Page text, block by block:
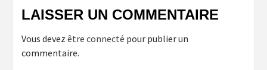
LAISSER UN COMMENTAIRE
Vous devez être connecté pour publier un
commentaire.